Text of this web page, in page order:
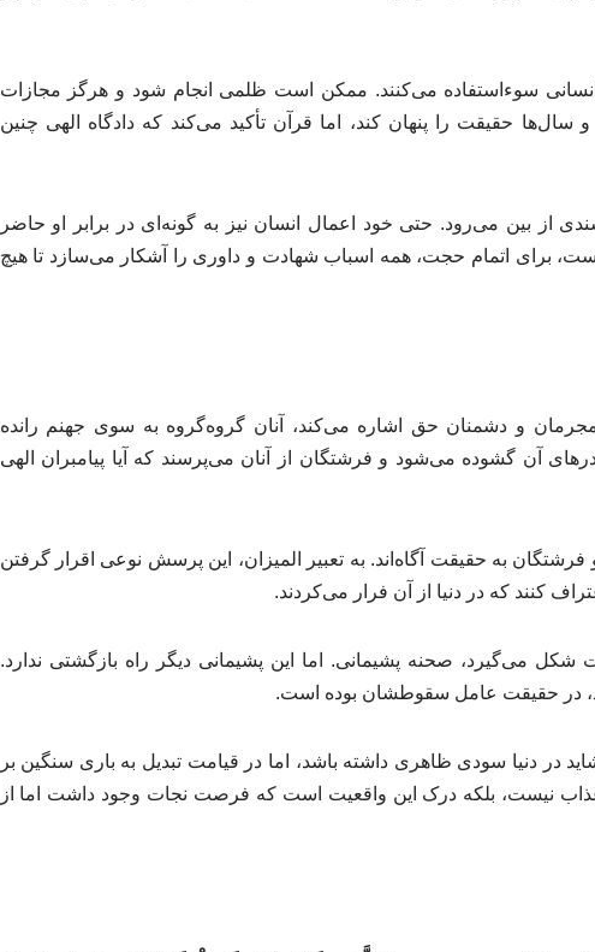
سوءاستفاده می‌کنند. ممکن است ظلمی انجام شود و هرگز مجازات
حقیقت را پنهان کند، اما قرآن تأکید می‌کند که دادگاه الهی چنین
از بین می‌رود. حتی خود اعمال انسان نیز به گونه‌ای در برابر او حاضر
است، برای اتمام حجت، همه اسباب شهادت و داوری را آشکار می‌سازد تا هیچ
و دشمنان حق اشاره می‌کند، آنان گروه‌گروه به سوی جهنم رانده
آن گشوده می‌شود و فرشتگان از آنان می‌پرسند که آیا پیامبران الهی
به حقیقت آگاه‌اند. به تعبیر المیزان، این پرسش نوعی اقرار گرفتن
کنند که در دنیا از آن فرار می‌کردند.
شکل می‌گیرد، صحنه پشیمانی. اما این پشیمانی دیگر راه بازگشتی ندارد.
در حقیقت عامل سقوطشان بوده است.
در دنیا سودی ظاهری داشته باشد، اما در قیامت تبدیل به باری سنگین بر
نیست، بلکه درک این واقعیت است که فرصت نجات وجود داشت اما از